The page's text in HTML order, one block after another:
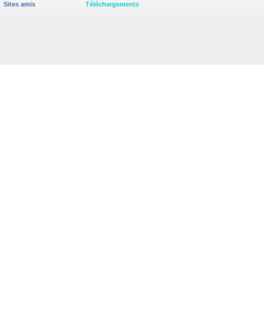
Sites amis
Téléchargements